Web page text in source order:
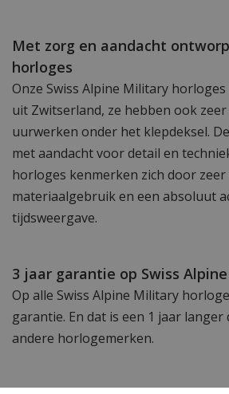
Met zorg en aandacht
horloges
Onze Swiss Alpine Military
uit Zwitserland, ze hebben ook
uurwerken onder het klepdeksel.
met aandacht voor detail en
horloges kenmerken zich door
materiaalgebruik en een absoluut
tijdsweergave.
3 jaar garantie op Swiss
Op alle Swiss Alpine Military
garantie. En dat is een 1 jaar langer
andere horlogemerken.